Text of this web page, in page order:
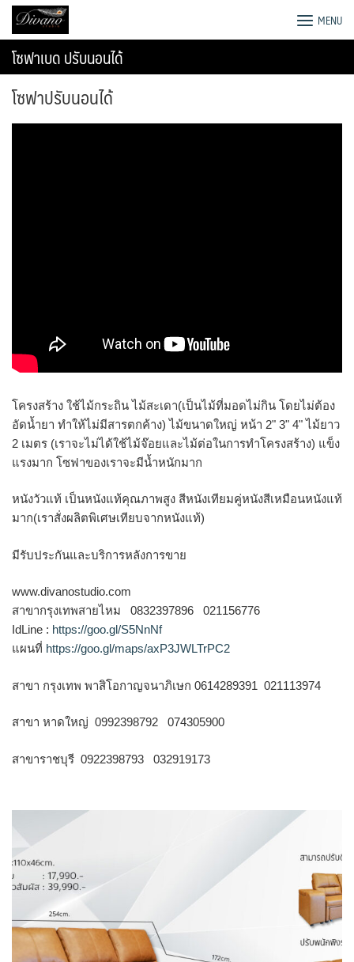
Skipโรงงานโซฟา เตียง ชุดโต๊ะอาหาร MENU
โซฟาเบด ปรับนอนได้
โซฟาปรับนอนได้
โครงสร้าง ใช้ไม้กระถิน ไม้สะเดา(เป็นไม้ที่มอดไม่กิน โดยไม่ต้อง
อัดน้ำยา ทำให้ไม่มีสารตกค้าง) ไม้ขนาดใหญ่ หน้า 2" 3" 4" ไม้ยาว
2 เมตร (เราจะไม่ได้ใช้ไม้จ๊อยและไม้ต่อในการทำโครงสร้าง) แข็ง
แรงมาก โซฟาของเราจะมีน้ำหนักมาก
หนังวัวแท้ เป็นหนังแท้คุณภาพสูง สีหนังเทียมคู่หนังสีเหมือนหนังแท้
มาก(เราสั่งผลิตพิเศษเทียบจากหนังแท้)
มีรับประกันและบริการหลังการขาย
www.divanostudio.com
สาขากรุงเทพสายไหม 0832397896 021156776
IdLine : https://goo.gl/S5NnNf
แผนที่ https://goo.gl/maps/axP3JWLTrPC2
สาขา กรุงเทพ พาสิโอกาญจนาภิเษก 0614289391 021113974
สาขา หาดใหญ่ 0992398792 074305900
สาขาราชบุรี 0922398793 032919173